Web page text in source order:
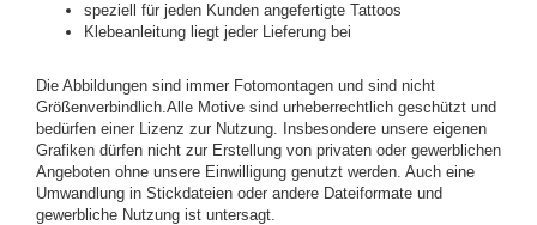
speziell für jeden Kunden angefertigte Tattoos
Klebeanleitung liegt jeder Lieferung bei
Die Abbildungen sind immer Fotomontagen und sind nicht
Größenverbindlich.Alle Motive sind urheberrechtlich geschützt und
bedürfen einer Lizenz zur Nutzung. Insbesondere unsere eigenen
Grafiken dürfen nicht zur Erstellung von privaten oder gewerblichen
Angeboten ohne unsere Einwilligung genutzt werden. Auch eine
Umwandlung in Stickdateien oder andere Dateiformate und
gewerbliche Nutzung ist untersagt.